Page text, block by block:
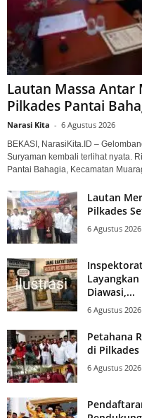
Lautan Massa
Pilkades Pantai
Narasi Kita - 6 Agustus 2026
BEKASI, NarasiKita.ID –
Suryaman kembali terlihat nyata.
Pantai Bahagia, Kecamatan
Lautan
Pilkades
6 Agustus 2026
Diawasi,...
6 Agustus 2026
Petahana
di Pilkades
6 Agustus 2026